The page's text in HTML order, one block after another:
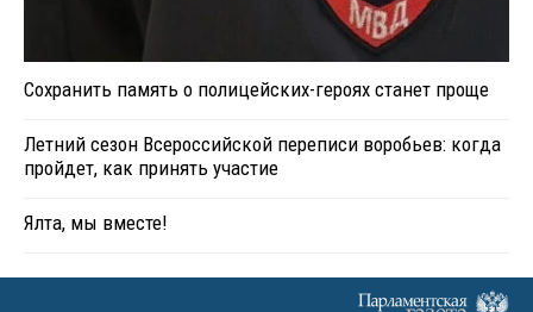
Сохранить память о полицейских-героях станет проще
Летний сезон Всероссийской переписи воробьев: когда
пройдет, как принять участие
Ялта, мы вместе!